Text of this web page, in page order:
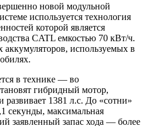
новой модульной
используется технология
которой является
CATL емкостью 70 кВт/ч.
используемых в
в технике — во
гибридный мотор,
1381 л.с. До «сотни»
секунды, максимальная
заявленный запас хода — более